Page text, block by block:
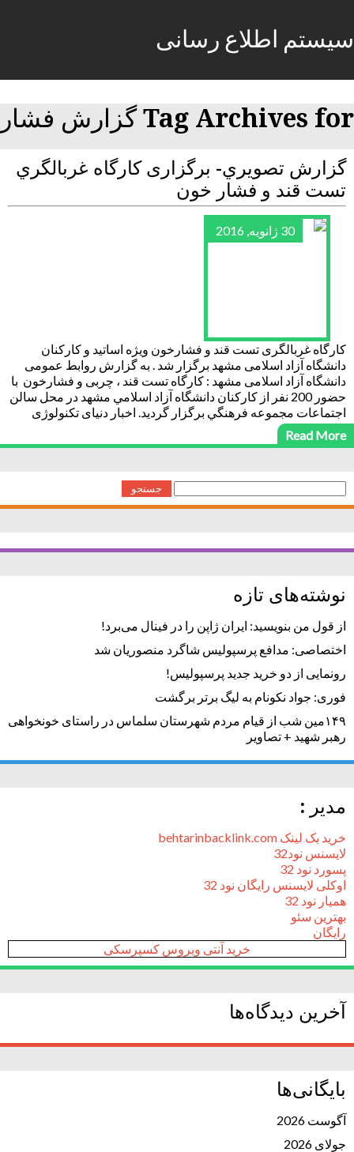
سیستم اطلاع رسانی
Tag Archives for گزارش فشار
گزارش تصويري- برگزاری كارگاه غربالگري
تست قند و فشار خون
30 ژانویه, 2016
کارگاه غربالگری تست قند و فشارخون ویژه اساتید و کارکنان
دانشگاه آزاد اسلامی مشهد برگزار شد . به گزارش روابط عمومی
دانشگاه آزاد اسلامی مشهد : کارگاه تست قند ، چربی و فشارخون با
حضور 200 نفر از كاركنان دانشگاه آزاد اسلامي مشهد در محل سالن
اجتماعات مجموعه فرهنگي برگزار گرديد. اخبار دنیای تکنولوژی
میهن
Read More
جستجو
برای:
نوشته‌های تازه
از قول من بنویسید: ایران ژاپن را در فینال می‌برد!
اختصاصی: مدافع پرسپولیس شاگرد منصوریان شد
رونمایی از دو خرید جدید پرسپولیس!
فوری: جواد نکونام به لیگ برتر برگشت
۱۴۹مین شب از قیام مردم شهرستان سلماس در راستای خونخواهی
رهبر شهید + تصاویر
مدیر :
خرید بک لینک behtarinbacklink.com
لایسنس نود32
پسورد نود 32
اوکلی لایسنس رایگان نود 32
همیار نود 32
بهترین سئو
رایگان
خرید آنتی ویروس کسپرسکی
آخرین دیدگاه‌ها
بایگانی‌ها
آگوست 2026
جولای 2026